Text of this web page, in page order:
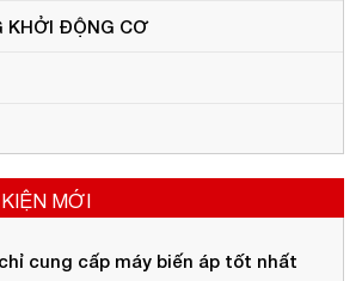
KHỞI ĐỘNG CƠ
MỚI
cung cấp máy biến áp tốt nhất